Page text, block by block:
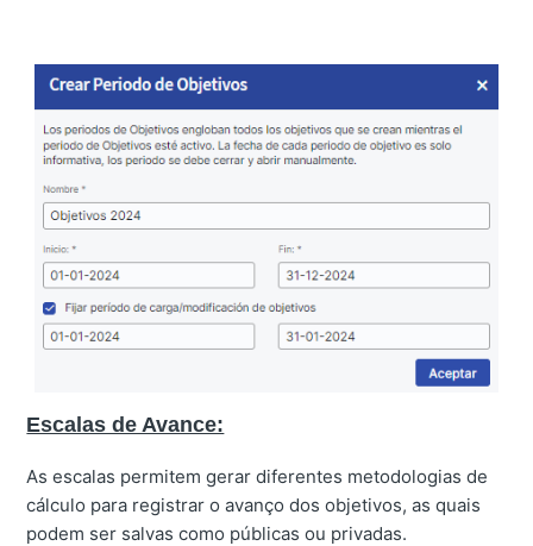
Escalas de Avance:
As escalas permitem gerar diferentes metodologias de
cálculo para registrar o avanço dos objetivos, as quais
podem ser salvas como públicas ou privadas.